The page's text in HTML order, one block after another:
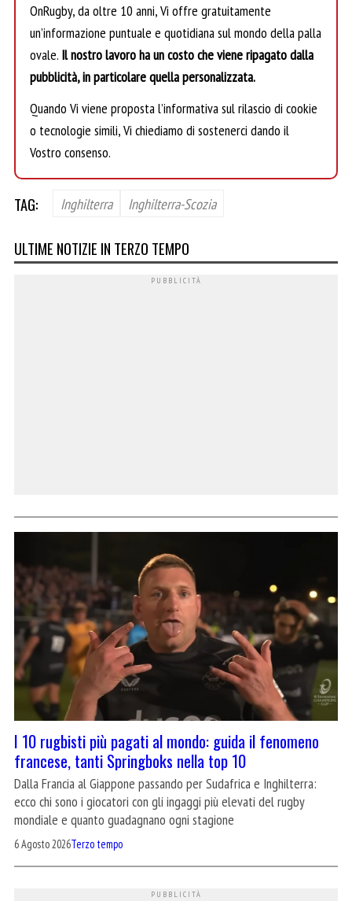
OnRugby, da oltre 10 anni, Vi offre gratuitamente
un’informazione puntuale e quotidiana sul mondo della palla
ovale. Il nostro lavoro ha un costo che viene ripagato dalla
pubblicità, in particolare quella personalizzata.
Quando Vi viene proposta l’informativa sul rilascio di cookie
o tecnologie simili, Vi chiediamo di sostenerci dando il
Vostro consenso.
TAG: Inghilterra Inghilterra-Scozia
ULTIME NOTIZIE IN TERZO TEMPO
I 10 rugbisti più pagati al mondo: guida il fenomeno
francese, tanti Springboks nella top 10
Dalla Francia al Giappone passando per Sudafrica e Inghilterra:
ecco chi sono i giocatori con gli ingaggi più elevati del rugby
mondiale e quanto guadagnano ogni stagione
6 Agosto 2026Terzo tempo